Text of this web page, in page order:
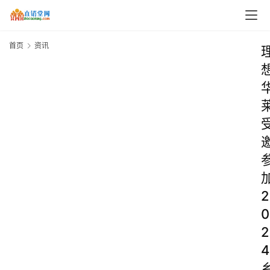
首页 资讯
2
0
2
4